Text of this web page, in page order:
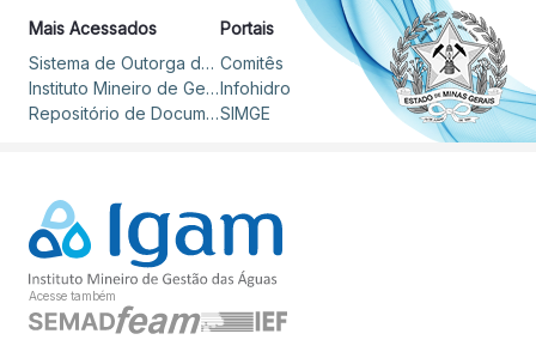
Mais Acessados
Sistema de Outorga de Direito de Uso de Recursos Hídricos – SOUT
Instituto Mineiro de Gestão das Águas
Repositório de Documentos
Portais
Comitês
Infohidro
SIMGE
Acesse também